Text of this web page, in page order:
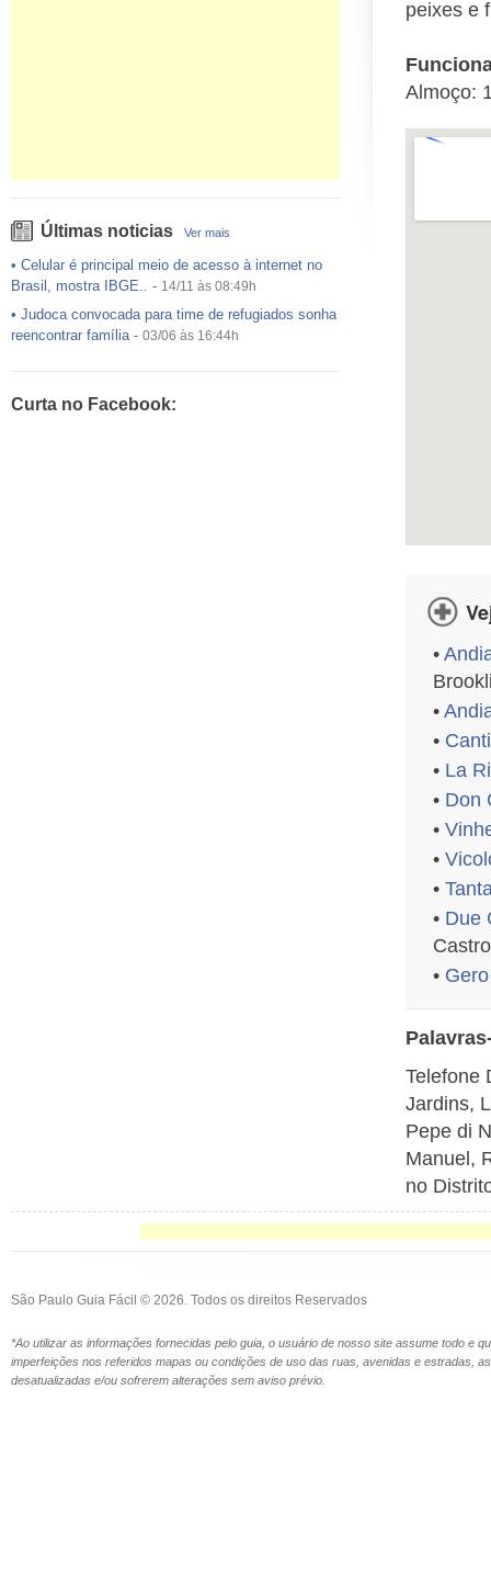
Últimas noticias Ver mais
• Celular é principal meio de acesso à internet no
Brasil, mostra IBGE.. - 14/11 às 08:49h
• Judoca convocada para time de refugiados sonha
reencontrar família- 03/06 às 16:44h
•Exército egípcio diz que encontrou destroços de
Curta no Facebook:
peixes e
Almoço:
•
•
•
• La
• Don
•
•
•
• Due
•
Telefone
Jardins,
Pepe di
Manuel,
no
São Paulo Guia Fácil © 2026. Todos os direitos Reservados
*Ao utilizar as informações fornecidas pelo guia, o usuário de nosso site assume todo e
imperfeições nos referidos mapas ou condições de uso das ruas, avenidas e estradas,
desatualizadas e/ou sofrerem alterações sem aviso prévio.